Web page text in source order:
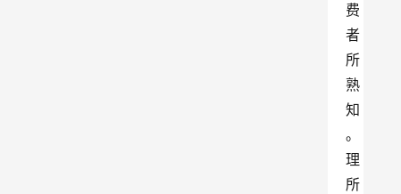
费
者
所
熟
知
。
理
所